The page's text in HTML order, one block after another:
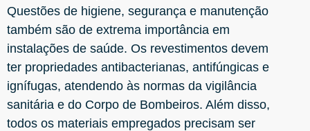
Questões de higiene, segurança e manutenção
também são de extrema importância em
instalações de saúde. Os revestimentos devem
ter propriedades antibacterianas, antifúngicas e
ignífugas, atendendo às normas da vigilância
sanitária e do Corpo de Bombeiros. Além disso,
todos os materiais empregados precisam ser